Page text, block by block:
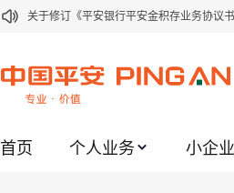
关于修订《平安银行平安金积存业务协议
关于2021年劳动节期间代理贵金属业务风
关于加强代理贵金属业务风险防范的提示
首页 个人业务 小企业